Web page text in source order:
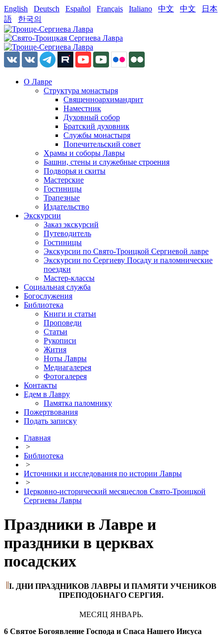
English Deutsch Español Français Italiano 中文 中文
日本
語
한국의
О Лавре
Структура монастыря
Священноархимандрит
Наместник
Духовный собор
Братский духовник
Службы монастыря
Попечительский совет
Храмы и соборы Лавры
Башни, стены и служебные строения
Подворья и скиты
Мастерские
Гостиницы
Трапезные
Издательство
Экскурсии
Заказ экскурсий
Путеводитель
Гостиницы
Экскурсии по Свято-Троицкой Сергиевой лавре
Экскурсии по Сергиеву Посаду и паломнические
поездки
Мастер-классы
Социальная служба
Богослужения
Библиотека
Книги и статьи
Проповеди
Статьи
Рукописи
Жития
Ноты Лавры
Медиагалерея
Фотогалерея
Контакты
Едем в Лавру
Памятка паломнику
Пожертвования
Подать записку
Главная
>
Библиотека
>
Источники и исследования по истории Лавры
>
Церковно-исторический месяцеслов Свято-Троицкой
Сергиевы Лавры
Праздники в Лавре и
праздники в церквах
посадских
I. ДНИ ПРАЗДНИКОВ ЛАВРЫ И ПАМЯТИ УЧЕНИКОВ
ПРЕПОДОБНАГО СЕРГИЯ.
МЕСЯЦ ЯНВАРЬ.
6 Святое Богоявление Господа и Спаса Нашего Иисуса